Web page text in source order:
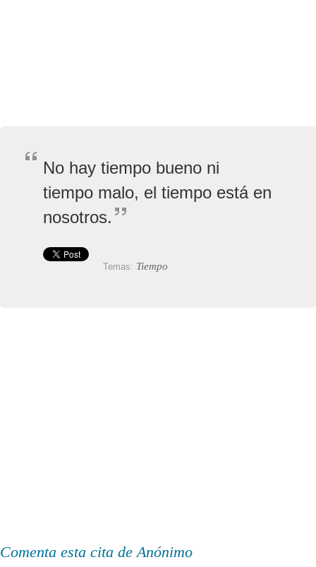
No hay tiempo bueno ni
tiempo malo, el tiempo está en
nosotros.
Temas: Tiempo
Comenta esta cita de Anónimo